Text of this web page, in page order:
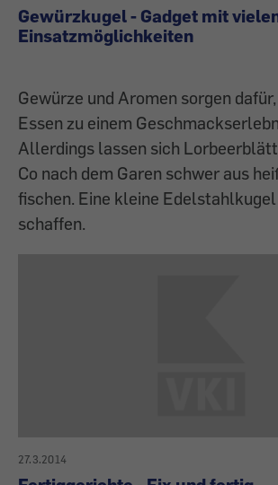
Gewürzkugel - Gadget mit
Einsatzmöglichkeiten
Gewürze und Aromen sorgen
Essen zu einem
Allerdings lassen sich
Co nach dem Garen schwer aus
fischen. Eine kleine
schaffen.
27.3.2014